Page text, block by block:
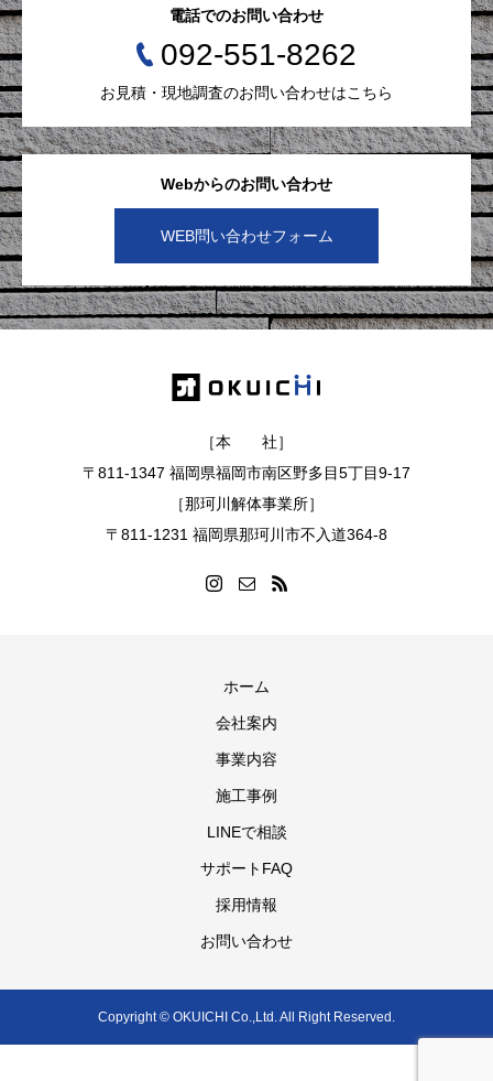
Webからのお問い合わせ
WEB問い合わせフォーム
電話でのお問い合わせ
092-551-8262
お見積・現地調査のお問い合わせはこちら
［本 社］
〒811-1347 福岡県福岡市南区野多目5丁目9-17
［那珂川解体事業所］
〒811-1231 福岡県那珂川市不入道364-8
ホーム
会社案内
事業内容
施工事例
LINEで相談
サポートFAQ
採用情報
お問い合わせ
Copyright © OKUICHI Co.,Ltd. All Right Reserved.